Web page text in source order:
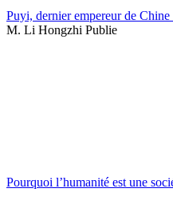
Puyi, dernier empereur de
M. Li Hongzhi Publie
Pourquoi l’humanité est une